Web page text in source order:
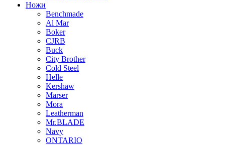
Ножи
Benchmade
Al Mar
Boker
CJRB
Buck
City Brother
Cold Steel
Helle
Kershaw
Marser
Mora
Leatherman
Mr.BLADE
Navy
ONTARIO